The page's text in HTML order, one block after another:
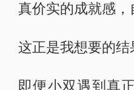
真价实的成就感，
这正是我想要的结
即便小双遇到真